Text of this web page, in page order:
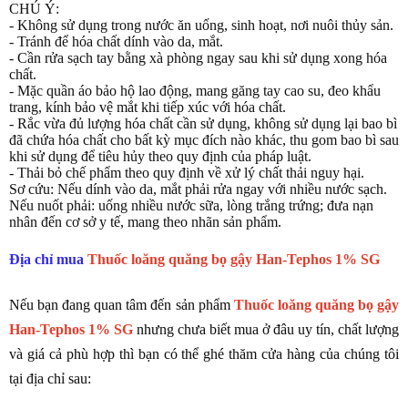
CHÚ Ý:
- Không sử dụng trong nước ăn uống, sinh hoạt, nơi nuôi thủy sản.
- Tránh để hóa chất dính vào da, mắt.
- Cần rửa sạch tay bằng xà phòng ngay sau khi sử dụng xong hóa
chất.
- Mặc quần áo bảo hộ lao động, mang găng tay cao su, đeo khẩu
trang, kính bảo vệ mắt khi tiếp xúc với hóa chất.
- Rắc vừa đủ lượng hóa chất cần sử dụng, không sử dụng lại bao bì
đã chứa hóa chất cho bất kỳ mục đích nào khác, thu gom bao bì sau
khi sử dụng để tiêu hủy theo quy định của pháp luật.
- Thải bỏ chế phẩm theo quy định về xử lý chất thải nguy hại.
Sơ cứu: Nếu dính vào da, mắt phải rửa ngay với nhiều nước sạch.
Nếu nuốt phải: uống nhiều nước sữa, lòng trắng trứng; đưa nạn
nhân đến cơ sở y tế, mang theo nhãn sản phẩm.
Địa chỉ mua Thuốc loăng quăng bọ gậy Han-Tephos 1% SG
Nếu bạn đang quan tâm đến sản phẩm Thuốc loăng quăng bọ gậy
Han-Tephos 1% SG nhưng chưa biết mua ở đâu uy tín, chất lượng
và giá cả phù hợp thì bạn có thể ghé thăm cửa hàng của chúng tôi
tại địa chỉ sau: